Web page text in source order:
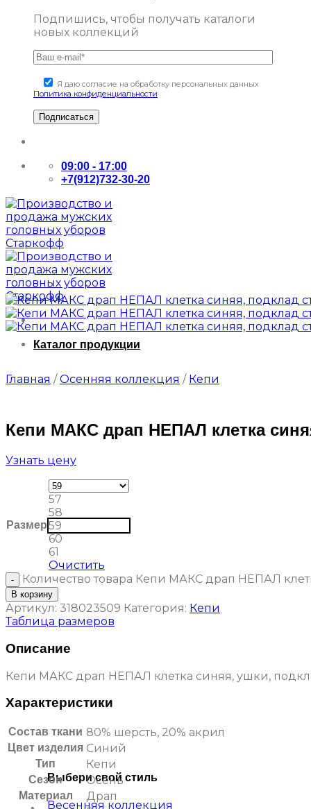
Подпишись, чтобы получать каталоги
новых коллекций
Я даю согласие на обработку персональных данных
Политика конфиденциальности
09:00 - 17:00
+7(912)732-30-20
Каталог продукции
Выбери свой стиль
Весенняя коллекция
Главная / Осенняя коллекция / Кепи
Кепи МАКС драп НЕПАЛ клетка
Узнать цену
Размер
57
58
59
60
61
Очистить
Количество товара Кепи МАКС драп НЕПАЛ
В корзину
Артикул: 318023509 Категория: Кепи
Таблица размеров
Описание
Кепи МАКС драп НЕПАЛ клетка синяя, ушки,
Характеристики
Состав ткани 80% шерсть, 20% акрил
Цвет изделия Синий
Тип Кепи
Сезон Осень
Материал Драп